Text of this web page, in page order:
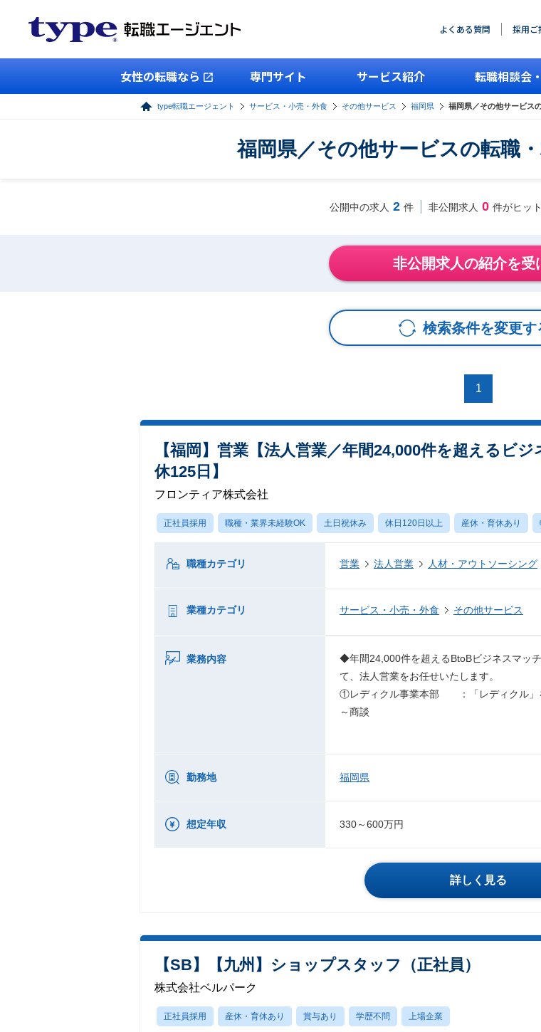
よくある質問 採用ご
女性の転職なら 専門サイト サービス紹介 転職相談会
type転職エージェント サービス・小売・外食 その他サービス 福岡県 福岡県／その他サービス
福岡県／その他サービスの転職
公開中の求人 2 件 非公開求人 0 件がヒット
非公開求人の紹介を受
検索条件を変更す
1
【福岡】営業【法人営業／年間24,000件を超えるビ
休125日】
フロンティア株式会社
正社員採用 職種・業界未経験OK 土日祝休み 休日120日以上 産休・育休あり
職種カテゴリ 営業 法人営業 人材・アウトソーシング
業種カテゴリ サービス・小売・外食 その他サービス
業務内容
◆年間24,000件を超えるBtoBビジネスマッ
て、法人営業をお任せいたします。
①レディクル事業本部 ：「レディクル」
～商談
勤務地 福岡県
想定年収 330～600万円
詳しく見る
【SB】【九州】ショップスタッフ（正社員）
株式会社ベルパーク
正社員採用 産休・育休あり 賞与あり 学歴不問 上場企業